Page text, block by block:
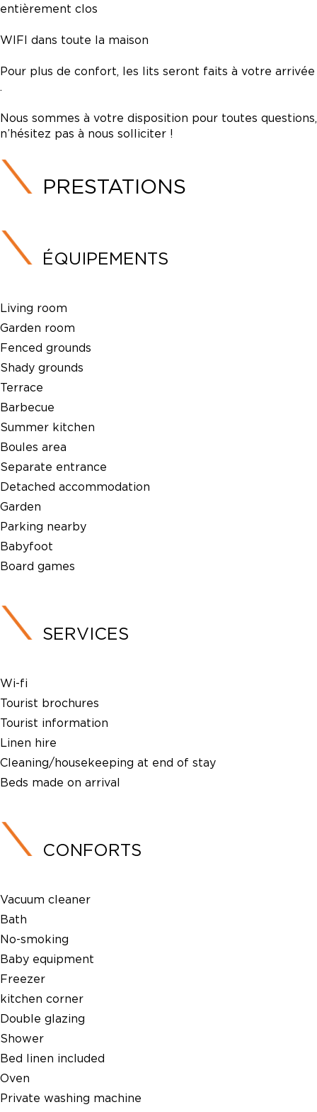
entièrement clos
WIFI dans toute la maison
Pour plus de confort, les lits seront faits à votre arrivée
.
Nous sommes à votre disposition pour toutes questions,
n’hésitez pas à nous solliciter !
PRESTATIONS
ÉQUIPEMENTS
Living room
Garden room
Fenced grounds
Shady grounds
Terrace
Barbecue
Summer kitchen
Boules area
Separate entrance
Detached accommodation
Garden
Parking nearby
Babyfoot
Board games
SERVICES
Wi-fi
Tourist brochures
Tourist information
Linen hire
Cleaning/housekeeping at end of stay
Beds made on arrival
CONFORTS
Vacuum cleaner
Bath
No-smoking
Baby equipment
Freezer
kitchen corner
Double glazing
Shower
Bed linen included
Oven
Private washing machine